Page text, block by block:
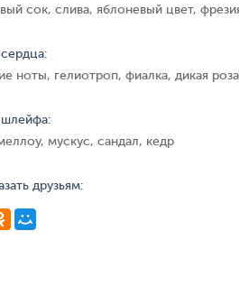
сок, слива, яблоневый цвет,
ноты, гелиотроп, фиалка, дикая
мускус, сандал, кедр
друзьям: